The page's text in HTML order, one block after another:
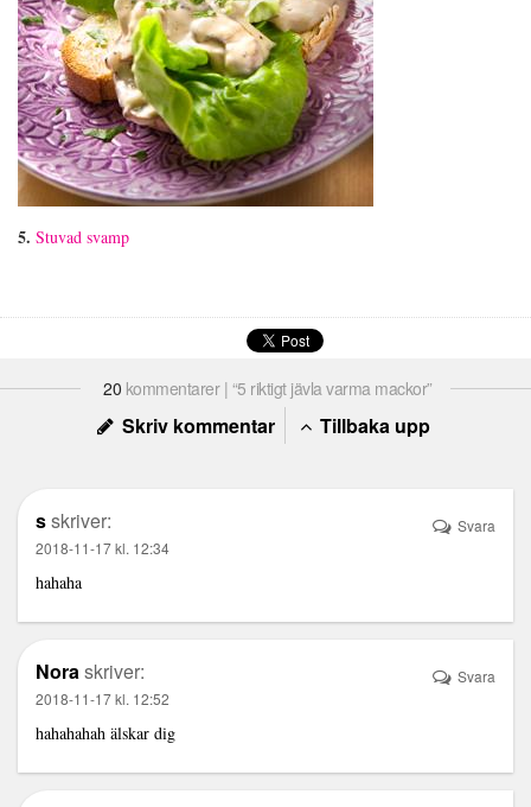
5. Stuvad svamp
20 kommentarer | “5 riktigt jävla varma mackor”
Skriv kommentar Tillbaka upp
sskriver:
2018-11-17 kl. 12:34
hahaha
Svara
Noraskriver:
2018-11-17 kl. 12:52
hahahahah älskar dig
Svara